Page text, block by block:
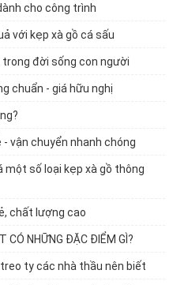
cho công trình
với kẹp xà gồ cá sấu
trong đời sống con người
chuẩn - giá hữu nghị
vận chuyển nhanh chóng
một số loại kẹp xà gồ thông
chất lượng cao
CÓ NHỮNG ĐẶC ĐIỂM GÌ?
ty các nhà thầu nên biết